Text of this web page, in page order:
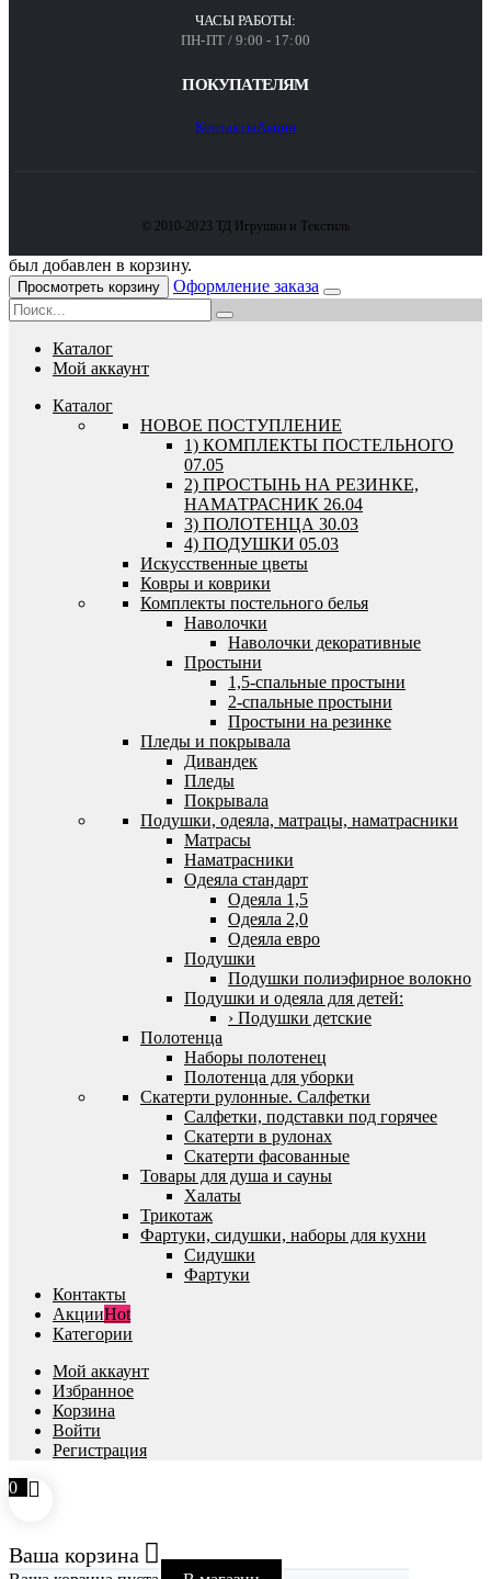
ЧАСЫ РАБОТЫ:
ПН-ПТ / 9:00 - 17:00
ПОКУПАТЕЛЯМ
КонтактыАкции
© 2010-2023 ТД Игрушки и Текстиль
был добавлен в корзину.
Просмотреть корзину Оформление заказа
Каталог
Мой аккаунт
Каталог
HОВОЕ ПОСТУПЛЕНИЕ
1) КОМПЛЕКТЫ ПОСТЕЛЬНОГО
07.05
2) ПРОСТЫНЬ НА РЕЗИНКЕ,
НАМАТРАСНИК 26.04
3) ПОЛОТЕНЦА 30.03
4) ПОДУШКИ 05.03
Искусственные цветы
Ковры и коврики
Комплекты постельного белья
Наволочки
Наволочки декоративные
Простыни
1,5-спальные простыни
2-спальные простыни
Простыни на резинке
Пледы и покрывала
Дивандек
Пледы
Покрывала
Подушки, одеяла, матрацы, наматрасники
Матрасы
Наматрасники
Одеяла стандарт
Одеяла 1,5
Одеяла 2,0
Одеяла евро
Подушки
Подушки полиэфирное волокно
Подушки и одеяла для детей:
› Подушки детские
Полотенца
Наборы полотенец
Полотенца для уборки
Скатерти рулонные. Салфетки
Салфетки, подставки под горячее
Скатерти в рулонах
Скатерти фасованные
Товары для душа и сауны
Халаты
Трикотаж
Фартуки, сидушки, наборы для кухни
Сидушки
Фартуки
Контакты
АкцииHot
Категории
Мой аккаунт
Избранное
Корзина
Войти
Регистрация
0
Ваша корзина